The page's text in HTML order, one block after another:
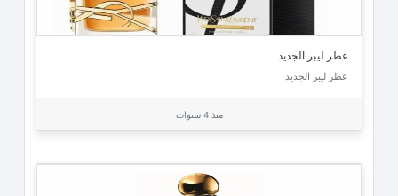
عطر ليبر الجديد
عطر ليبر الجديد
منذ 4 سنوات